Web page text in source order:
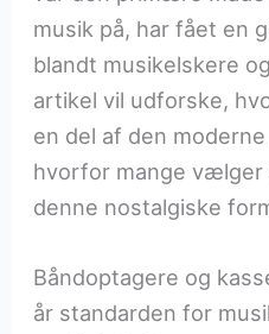
musik på, har fået en
blandt musikelskere
artikel vil udforske,
en del af den
hvorfor mange vælger
denne nostalgiske
Båndoptagere og
år standarden for